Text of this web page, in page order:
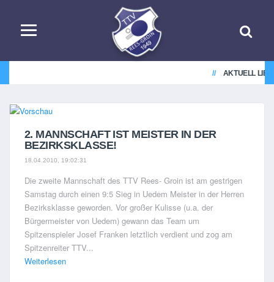
AKTUELL
2. MANNSCHAFT IST MEISTER IN DER
BEZIRKSKLASSE!
18.04.2010, 19:02:31
Die zweite Mannschaft des TTV Rees- Groin ist am gestrigen
Samstag durch einen 9:5 Sieg in Uedem Meister in der Herren
Bezirksklasse geworden. Vor großer Kulisse (u.a. der
Bürgermeister von Uedem) gewann das Team um
Spitzenspieler Josef Franken letztlich verdient und zog am
Spitzenreiter TTV...
Weiterlesen